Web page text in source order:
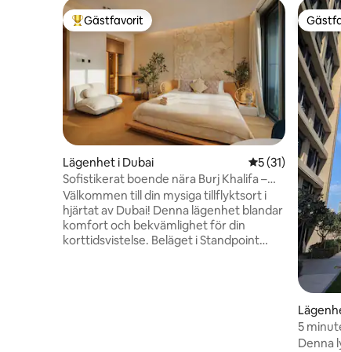
Populär gästfavorit
Gästfavorit
Lägenhet i Dubai 5 av 5 i
5 (31)
Sofistikerat boende nära Burj Khalifa –
renoverat
Välkommen till din mysiga tillflyktsort i
hjärtat av Dubai! Denna lägenhet blandar
komfort och bekvämlighet för din
korttidsvistelse. Beläget i Standpoint
5
Burj
Denna